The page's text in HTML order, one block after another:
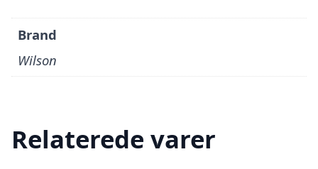
Brand
Wilson
Relaterede varer